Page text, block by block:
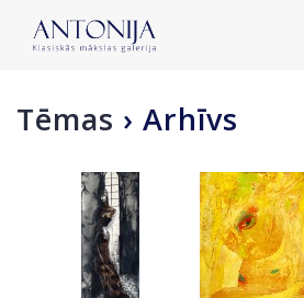
Tēmas › Arhīvs